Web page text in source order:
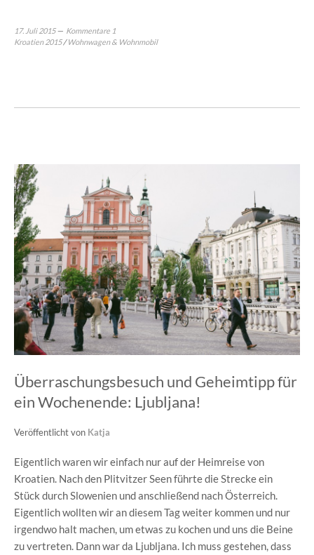
17. Juli 2015
Kommentare 1
Kroatien 2015/Wohnwagen & Wohnmobil
Überraschungsbesuch und Geheimtipp für
ein Wochenende: Ljubljana!
Veröffentlicht von Katja
Eigentlich waren wir einfach nur auf der Heimreise von
Kroatien. Nach den Plitvitzer Seen führte die Strecke ein
Stück durch Slowenien und anschließend nach Österreich.
Eigentlich wollten wir an diesem Tag weiter kommen und nur
irgendwo halt machen, um etwas zu kochen und uns die Beine
zu vertreten. Dann war da Ljubljana. Ich muss gestehen, dass